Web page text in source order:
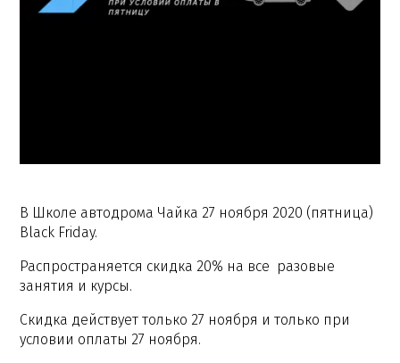
В Школе автодрома Чайка 27 ноября 2020 (пятница)
Black Friday.
Распространяется скидка 20% на все разовые
занятия и курсы.
Скидка действует только 27 ноября и только при
условии оплаты 27 ноября.